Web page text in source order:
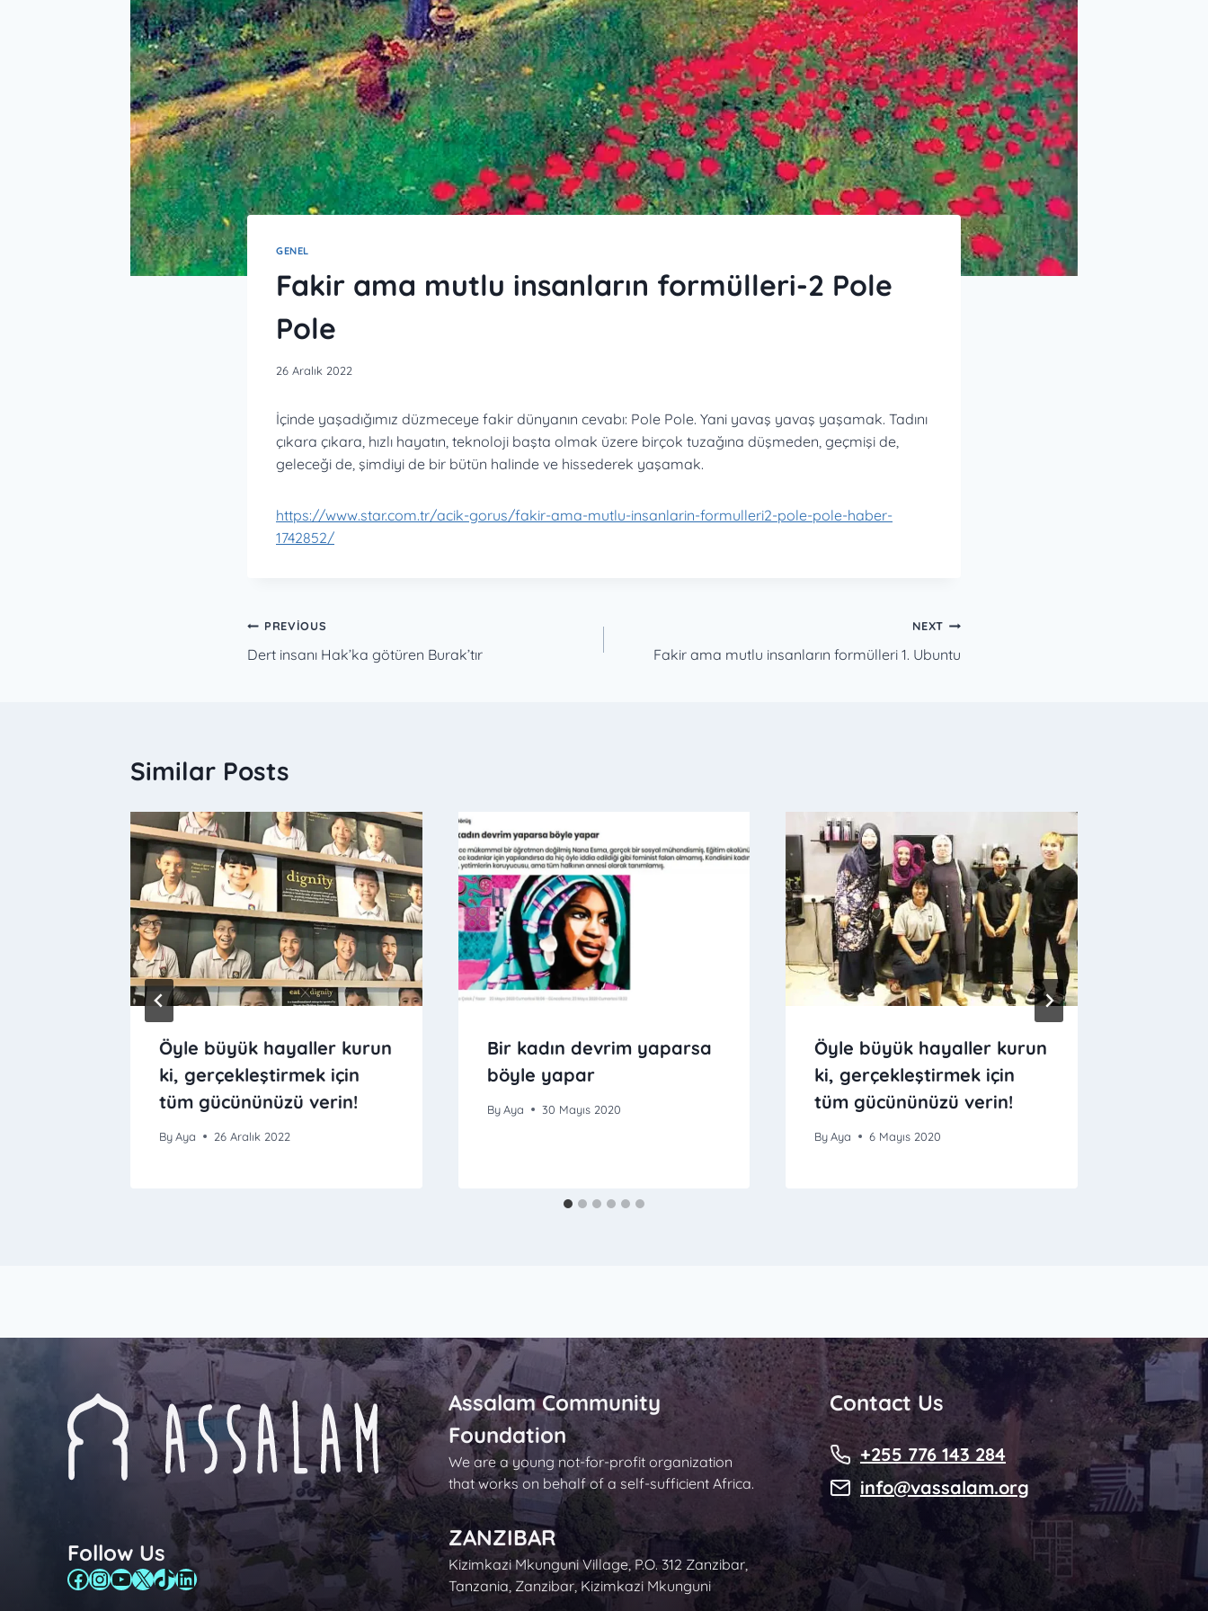
GENEL
Fakir ama mutlu insanların formülleri-2 Pole
Pole
26 Aralık 2022
İçinde yaşadığımız düzmeceye fakir dünyanın cevabı: Pole Pole. Yani yavaş yavaş yaşamak. Tadını
çıkara çıkara, hızlı hayatın, teknoloji başta olmak üzere birçok tuzağına düşmeden, geçmişi de,
geleceği de, şimdiyi de bir bütün halinde ve hissederek yaşamak.
https://www.star.com.tr/acik-gorus/fakir-ama-mutlu-insanlarin-formulleri2-pole-pole-haber-
1742852/
Yazı
gezinmesi
PREVIOUS
Dert insanı Hak’ka götüren Burak’tır
NEXT
Fakir ama mutlu insanların formülleri 1. Ubuntu
Similar Posts
Öyle büyük hayaller kurun
ki, gerçekleştirmek için
tüm gücününüzü verin!
ByAya 26 Aralık 2022
Bir kadın devrim yaparsa
böyle yapar
By Aya 30 Mayıs 2020
Öyle büyük hayaller kurun
ki, gerçekleştirmek için
tüm gücününüzü verin!
By Aya 6 Mayıs 2020
Follow Us
Facebook
Instagram
YouTube
X TikTok
LinkedIn
Assalam Community
Foundation
We are a young not-for-profit organization
that works on behalf of a self-sufficient Africa.
ZANZIBAR
Kizimkazi Mkunguni Village, P.O. 312 Zanzibar,
Tanzania, Zanzibar, Kizimkazi Mkunguni
Contact Us
+255 776 143 284
info@vassalam.org